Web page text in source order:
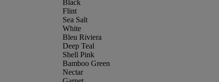
Black
Flint
Sea Salt
White
Bleu Riviera
Deep Teal
Shell Pink
Bamboo Green
Nectar